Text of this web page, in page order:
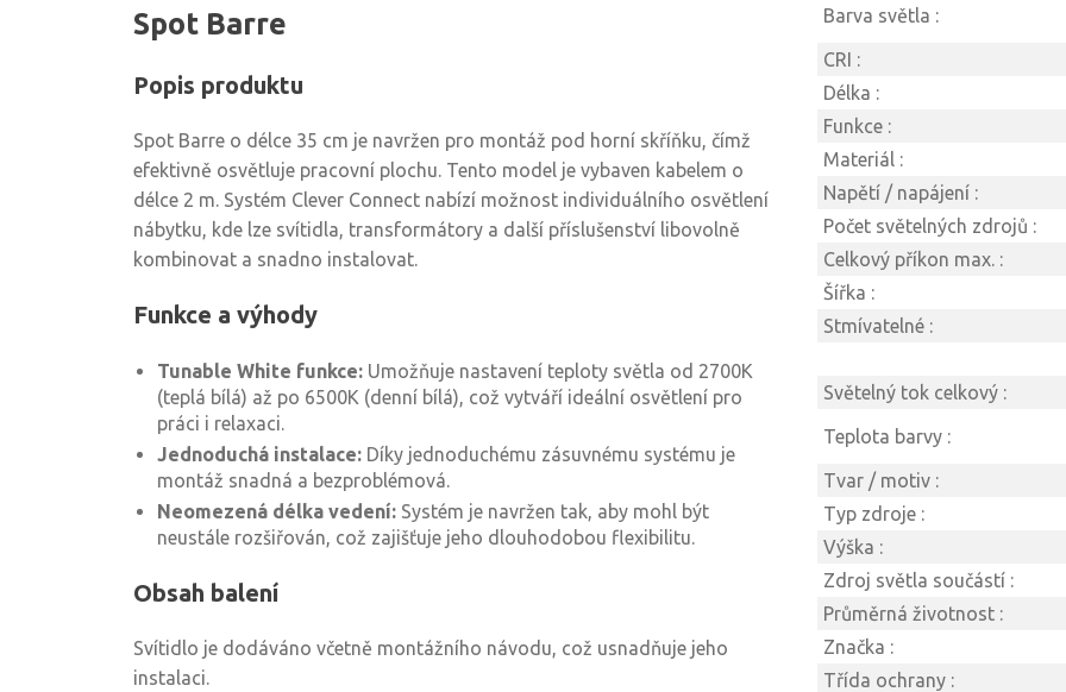
Spot Barre
Popis produktu
Spot Barre o délce 35 cm je navržen pro montáž pod horní skříňku, čímž
efektivně osvětluje pracovní plochu. Tento model je vybaven kabelem o
délce 2 m. Systém Clever Connect nabízí možnost individuálního osvětlení
nábytku, kde lze svítidla, transformátory a další příslušenství libovolně
kombinovat a snadno instalovat.
Funkce a výhody
Tunable White funkce: Umožňuje nastavení teploty světla od 2700K
(teplá bílá) až po 6500K (denní bílá), což vytváří ideální osvětlení pro
práci i relaxaci.
Jednoduchá instalace: Díky jednoduchému zásuvnému systému je
montáž snadná a bezproblémová.
Neomezená délka vedení: Systém je navržen tak, aby mohl být
neustále rozšiřován, což zajišťuje jeho dlouhodobou flexibilitu.
Obsah balení
Svítidlo je dodáváno včetně montážního návodu, což usnadňuje jeho
instalaci.
Barva světla :
CRI :
Délka :
Funkce :
Materiál :
Napětí / napájení :
Počet světelných zdrojů :
Celkový příkon max. :
Šířka :
Stmívatelné :
Světelný tok celkový :
Teplota barvy :
Tvar / motiv :
Typ zdroje :
Výška :
Zdroj světla součástí :
Průměrná životnost :
Značka :
Třída ochrany :